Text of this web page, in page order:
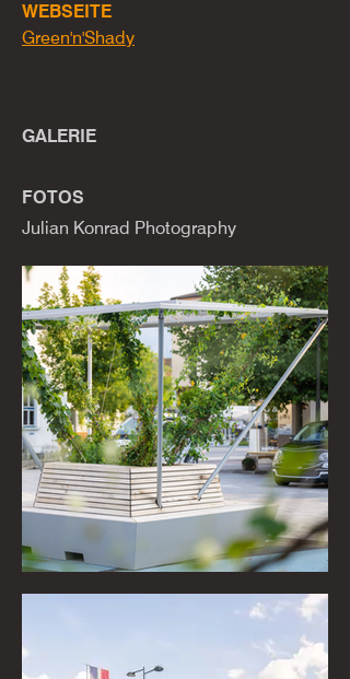
WEBSEITE
Green'n'Shady
GALERIE
FOTOS
Julian Konrad Photography